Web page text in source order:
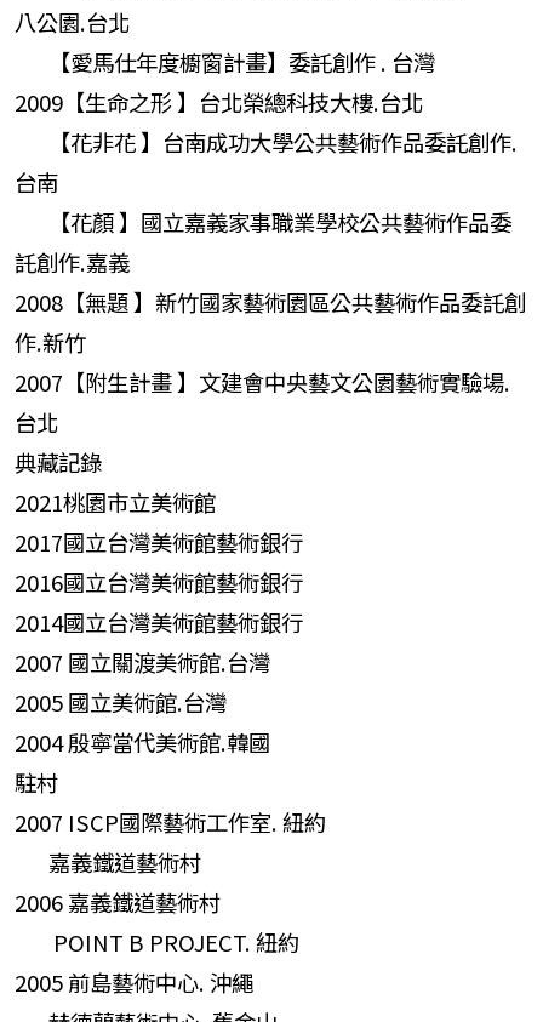
八公園.台北
【愛馬仕年度櫥窗計畫】委託創作 . 台灣
2009【生命之形 】台北榮總科技大樓.台北
【花非花 】台南成功大學公共藝術作品委託創作.
台南
【花顏 】國立嘉義家事職業學校公共藝術作品委
託創作.嘉義
2008【無題 】新竹國家藝術園區公共藝術作品委託創
作.新竹
2007【附生計畫 】文建會中央藝文公園藝術實驗場.
台北
典藏記錄
2021桃園市立美術館
2017國立台灣美術館藝術銀行
2016國立台灣美術館藝術銀行
2014國立台灣美術館藝術銀行
2007 國立關渡美術館.台灣
2005 國立美術館.台灣
2004 殷寧當代美術館.韓國
駐村
2007 ISCP國際藝術工作室. 紐約
嘉義鐵道藝術村
2006 嘉義鐵道藝術村
POINT B PROJECT. 紐約
2005 前島藝術中心. 沖繩